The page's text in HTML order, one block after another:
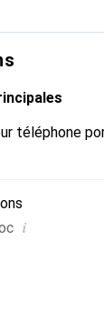
un choix sûr
téléphone
i